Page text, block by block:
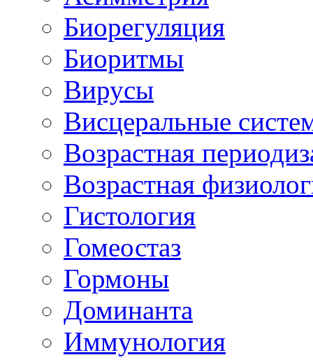
Биорегуляция
Биоритмы
Вирусы
Висцеральные
Возрастная
Возрастная
Гистология
Гомеостаз
Гормоны
Доминанта
Иммунология